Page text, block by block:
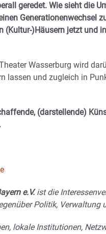
geredet. Wie sieht die
Generationenwechsel
(Kultur-)Häusern jetzt und
Wasserburg wird
lassen und zugleich in
(darstellende)
e.V.ist die
Politik, Verwaltung
lokale Institutionen,